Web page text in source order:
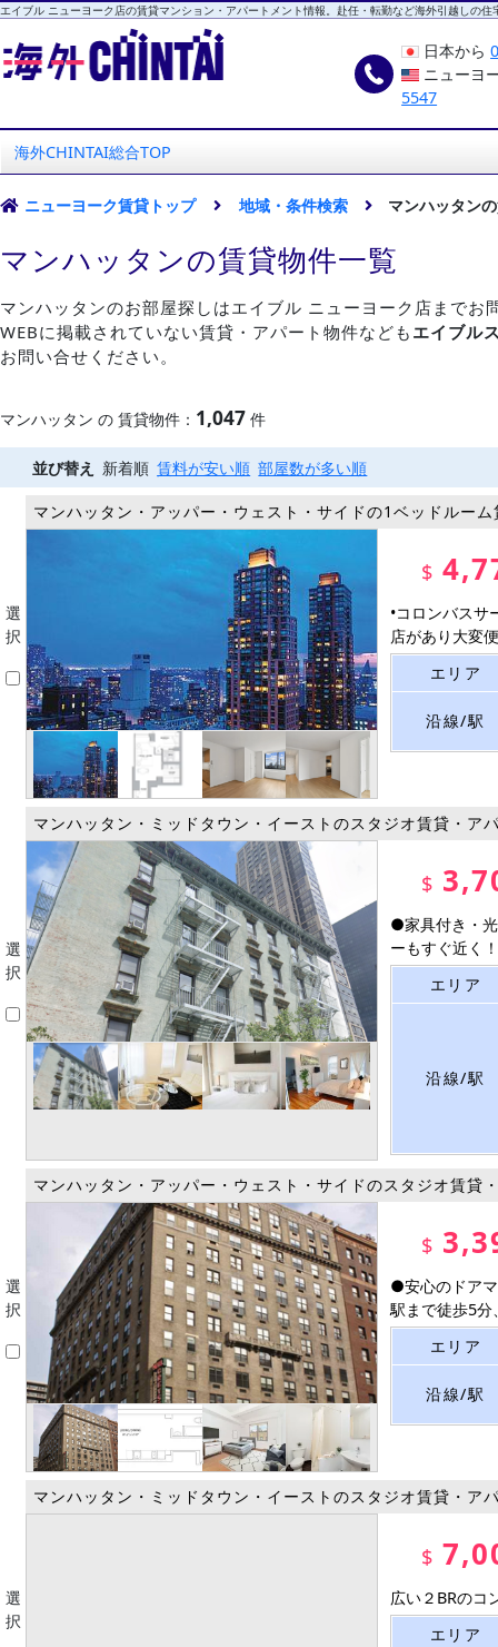
エイブル ニューヨーク店の賃貸マンション・アパートメント情報。赴任・転勤など海外引越しの住
日本から
ニューヨ
5547
海外CHINTAI総合TOP
ニューヨーク賃貸トップ 地域・条件検索 マンハッタン
マンハッタンの賃貸物件一覧
マンハッタンのお部屋探しはエイブル ニューヨーク店までお
WEBに掲載されていない賃貸・アパート物件なども エイブル
お問い合せください。
マンハッタン の 賃貸物件： 1,047 件
並び替え 新着順 賃料が安い順 部屋数が多い順
選
択
マンハッタン・アッパー・ウェスト・サイドの1ベッドルー
$
•コロンバスサ
店があり大変
エリア
沿線/駅
選
択
マンハッタン・ミッドタウン・イーストのスタジオ賃貸・ア
$
●家具付き・
ーもすぐ近く
エリア
沿線/駅
選
択
マンハッタン・アッパー・ウェスト・サイドのスタジオ賃貸
$
●安心のドア
駅まで徒歩5分
エリア
沿線/駅
選
択
マンハッタン・ミッドタウン・イーストのスタジオ賃貸・ア
$
広い２BRのコ
エリア